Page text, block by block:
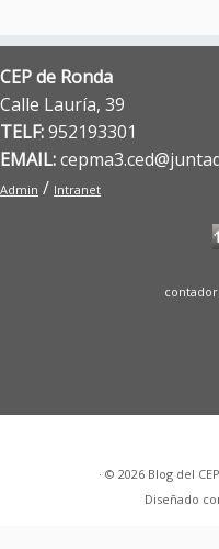
CEP de Ronda
Calle Lauría, 39
TELF:952193301
EMAIL:
Admin / Intranet
· © 2026 Blog del
Diseñado